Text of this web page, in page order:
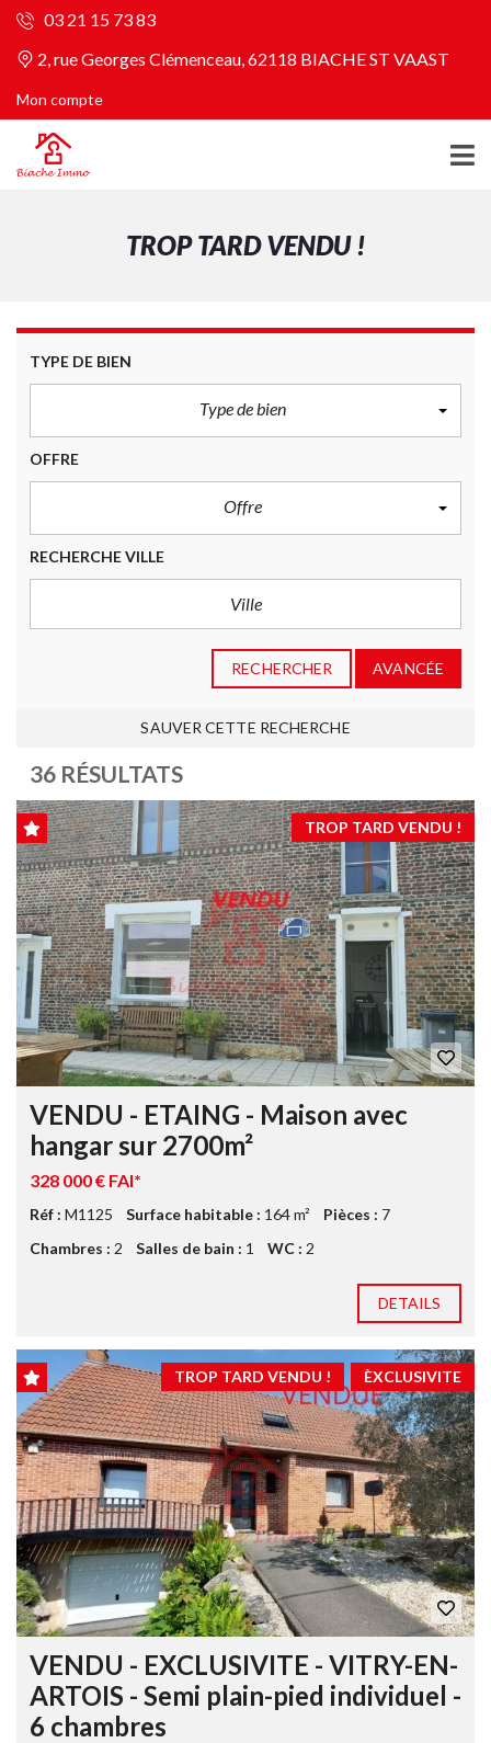
03 21 15 73 83
2, rue Georges Clémenceau, 62118 BIACHE ST VAAST
Mon compte
TROP TARD VENDU !
TYPE DE BIEN
Type de bien
OFFRE
Offre
RECHERCHE VILLE
RECHERCHER AVANCÉE
SAUVER CETTE RECHERCHE
36 RÉSULTATS
TROP TARD VENDU !
VENDU - ETAING - Maison avec
hangar sur 2700m²
328 000 € FAI*
Réf : M1125 Surface habitable : 164 m² Pièces : 7
Chambres : 2 Salles de bain : 1 WC : 2
DETAILS
ÈXCLUSIVITE
TROP TARD VENDU !
VENDU - EXCLUSIVITE - VITRY-EN-
ARTOIS - Semi plain-pied individuel -
6 chambres